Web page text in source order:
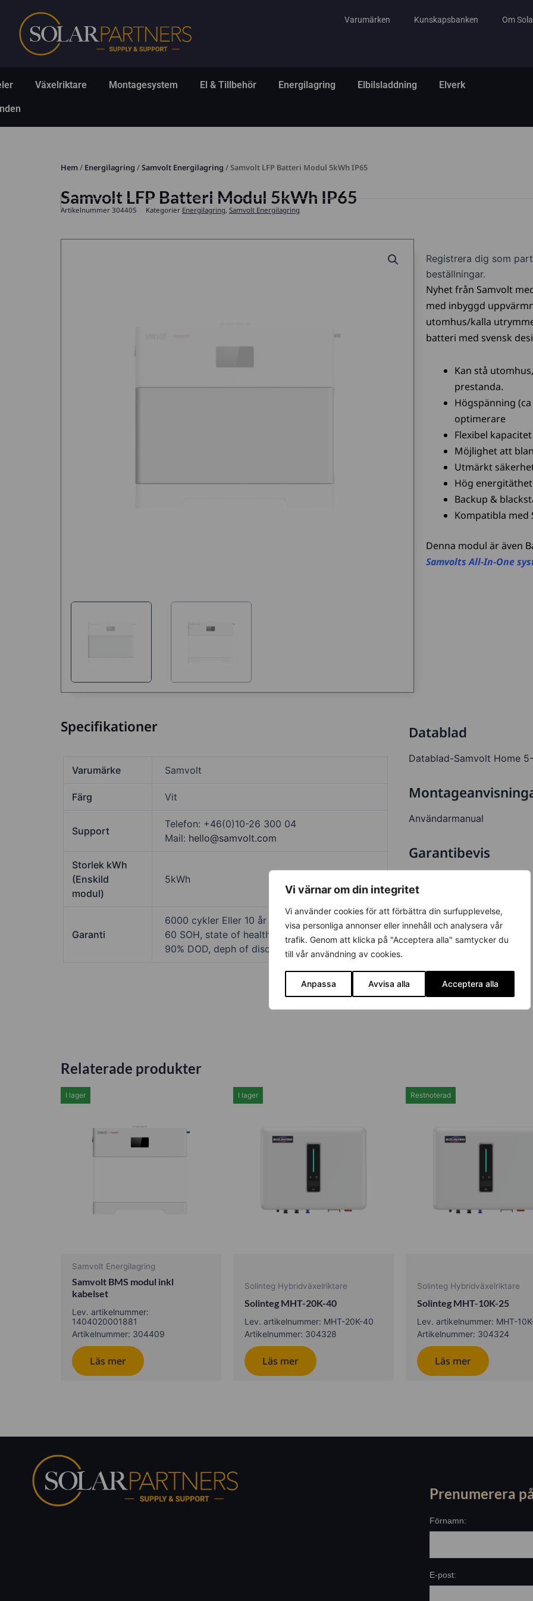
Vi värnar om din integritet
Vi använder cookies för att förbättra din surfupplevelse,
visa personliga annonser eller innehåll och analysera vår
trafik. Genom att klicka på "Acceptera alla" samtycker du
till vår användning av cookies.
Anpassa Avvisa alla Acceptera alla
innehåll
Varumärken Kunskapsbanken Om
Öppna Solpaneler
Växelriktare Öppna Växelriktare
Montagesystem Öppna Montagesystem
El & Tillbehör Öppna El & Tillbehör
Energilagring Öppna Energilagring
Elbilsladdning Öppna Elbilsladdning
Elverk
Hem/ Energilagring /Samvolt Energilagring / Samvolt LFP Batteri Modul 5kWh IP65
Samvolt LFP Batteri Modul 5kWh IP65
Artikelnummer 304405 Kategorier Energilagring, Samvolt Energilagring
Registrera dig som
beställningar.
Nyhet från Samvolt
med inbyggd
utomhus/kalla
batteri med svensk
Kan stå
prestanda.
Högspänning
optimerare
Flexibel
Möjlighet att
Utmärkt
Hög energitäthet
Backup &
Kompatibla med
Denna modul är även
Samvolts All-In-One
Specifikationer
Varumärke Samvolt
Färg Vit
Support
Telefon: +46(0)10-26 300 04
Mail: hello@samvolt.com
Storlek kWh
(Enskild
modul)
5kWh
Garanti
6000 cykler Eller 10 år
60 SOH, state of health efter garantitiden,
90% DOD, deph of discharge
Datablad
Datablad-Samvolt Home
Användarmanual
Garantibevis
Relaterade produkter
Samvolt Energilagring
Samvolt BMS modul inkl
kabelset
Lev. artikelnummer:
1404020001881
Artikelnummer: 304409
I lager
Läs mer
Solinteg Hybridväxelriktare
Solinteg MHT-20K-40
Lev. artikelnummer: MHT-20K-40
Artikelnummer: 304328
I lager
Läs mer
Solinteg Hybridväxelriktare
Solinteg MHT-10K-25
Lev. artikelnummer: MHT-
Artikelnummer: 304324
Restnoterad
Läs mer
Prenumerera
Förnamn:
E-post: